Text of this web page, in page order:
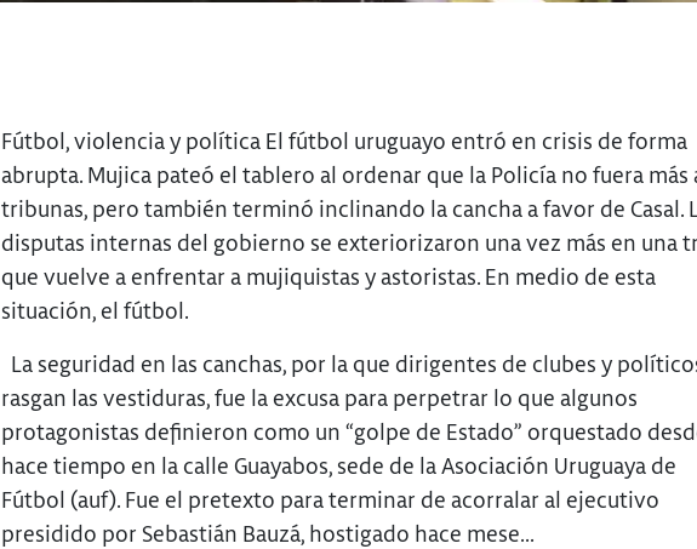
Fútbol, violencia y política El fútbol uruguayo entró en crisis de forma
abrupta. Mujica pateó el tablero al ordenar que la Policía no fuera más
tribunas, pero también terminó inclinando la cancha a favor de Casal.
disputas internas del gobierno se exteriorizaron una vez más en una
que vuelve a enfrentar a mujiquistas y astoristas. En medio de esta
situación, el fútbol.
La seguridad en las canchas, por la que dirigentes de clubes y
rasgan las vestiduras, fue la excusa para perpetrar lo que algunos
protagonistas definieron como un “golpe de Estado” orquestado
hace tiempo en la calle Guayabos, sede de la Asociación Uruguaya de
Fútbol (auf). Fue el pretexto para terminar de acorralar al ejecutivo
presidido por Sebastián Bauzá, hostigado hace mese...